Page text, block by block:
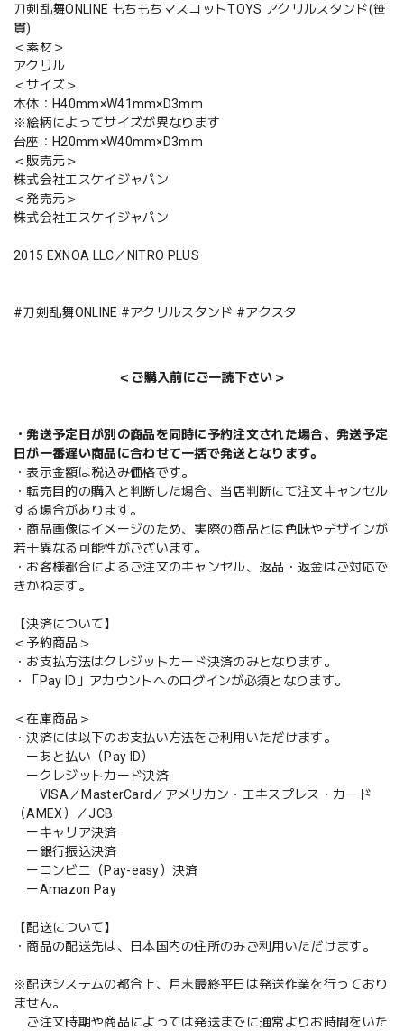
刀剣乱舞ONLINE もちもちマスコットTOYS アクリルスタンド(笹
貫)
＜素材＞
アクリル
＜サイズ＞
本体：H40mm×W41mm×D3mm
※絵柄によってサイズが異なります
台座：H20mm×W40mm×D3mm
＜販売元＞
株式会社エスケイジャパン
＜発売元＞
株式会社エスケイジャパン
2015 EXNOA LLC／NITRO PLUS
#刀剣乱舞ONLINE #アクリルスタンド #アクスタ
＜ご購入前にご一読下さい＞
・発送予定日が別の商品を同時に予約注文された場合、発送予定
日が一番遅い商品に合わせて一括で発送となります。
・表示金額は税込み価格です。
・転売目的の購入と判断した場合、当店判断にて注文キャンセル
する場合があります。
・商品画像はイメージのため、実際の商品とは色味やデザインが
若干異なる可能性がございます。
・お客様都合によるご注文のキャンセル、返品・返金はご対応で
きかねます。
【決済について】
＜予約商品＞
・お支払方法はクレジットカード決済のみとなります。
・「Pay ID」アカウントへのログインが必須となります。
＜在庫商品＞
・決済には以下のお支払い方法をご利用いただけます。
ーあと払い（Pay ID）
ークレジットカード決済
VISA／MasterCard／アメリカン・エキスプレス・カード
（AMEX）／JCB
ーキャリア決済
ー銀行振込決済
ーコンビニ（Pay-easy）決済
ーAmazon Pay
【配送について】
・商品の配送先は、日本国内の住所のみご利用いただけます。
※配送システムの都合上、月末最終平日は発送作業を行っており
ません。
ご注文時期や商品によっては発送までに通常よりお時間をいた